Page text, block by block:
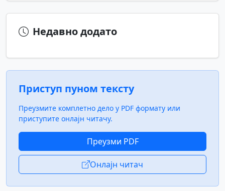
Недавно додато
Приступ пуном тексту
Преузмите комплетно дело у PDF формату или
приступите онлајн читачу.
Преузми PDF
Онлајн читач